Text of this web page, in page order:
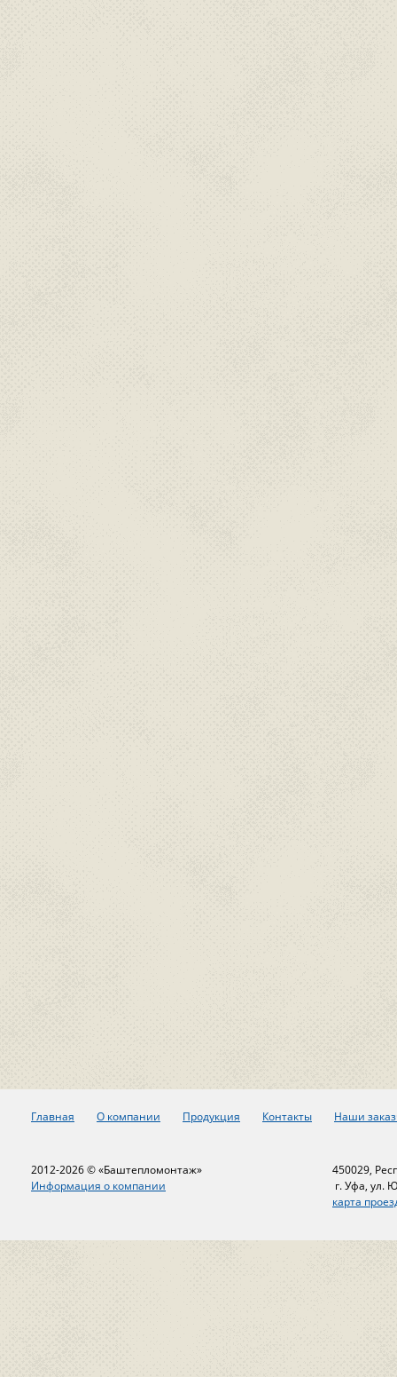
Главная О компании Продукция Контакты Наши
2012-2026 © «Баштепломонтаж»
Информация о компании
450029,
г. Уфа, ул.
карта